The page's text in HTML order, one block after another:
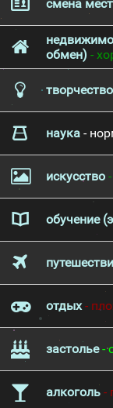
смена
обмен) -
творчество
наука -
искусство
обучение
отдых-
застолье-
алкоголь -